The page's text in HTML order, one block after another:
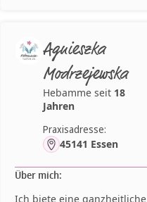
Agnieszka
Modrzejewska
Hebamme seit 18
Jahren
Praxisadresse:
45141 Essen
Über mich:
Ich biete eine ganzheitliche